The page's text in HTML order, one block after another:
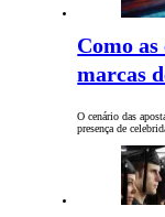
Como
marcas
O cenário das
presença de